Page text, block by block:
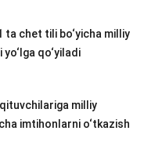
ta chet tili bo‘yicha milliy
qo‘yiladi
milliy
imtihonlarni o‘tkazish